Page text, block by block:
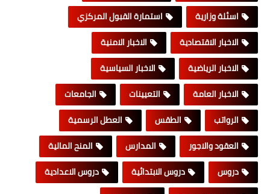
اسئلة وزارية
استمارة القبول المركزي
الاخبار الاقتصادية
الاخبار الامنية
الاخبار الرياضية
الاخبار السياسية
الاخبار العامة
التعيينات
الجامعات
الرواتب
الطقس
العطل الرسمية
العقود والاجور
المدارس
المنح المالية
دروس
دروس الابتدائية
دروس الاعدادية